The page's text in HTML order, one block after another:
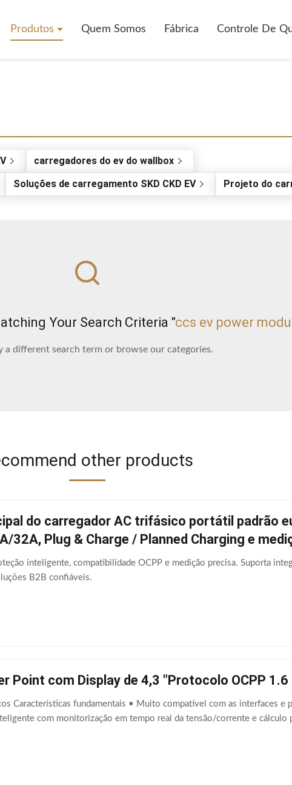
Produtos Quem Somos Fábrica Controle De
carregadores do ev do wallbox
Soluções de carregamento SKD CKD EV Projeto do
Your Search Criteria "ccs ev power
a different search term or browse our categories.
other products
do carregador AC trifásico portátil padrão
32A, Plug & Charge / Planned Charging e
inteligente, compatibilidade OCPP e medição precisa. Suporta
B2B confiáveis.
Point com Display de 4,3 "Protocolo OCPP 1.6
Características fundamentais • Muito compatível com as interfaces e
com monitorização em tempo real da tensão/corrente e cálculo